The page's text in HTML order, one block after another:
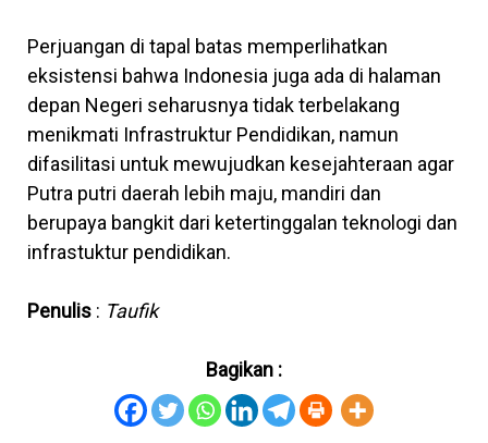
Perjuangan di tapal batas memperlihatkan
eksistensi bahwa Indonesia juga ada di halaman
depan Negeri seharusnya tidak terbelakang
menikmati Infrastruktur Pendidikan, namun
difasilitasi untuk mewujudkan kesejahteraan agar
Putra putri daerah lebih maju, mandiri dan
berupaya bangkit dari ketertinggalan teknologi dan
infrastuktur pendidikan.
Penulis: Taufik
Bagikan :